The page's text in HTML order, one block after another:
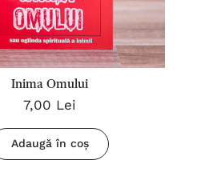
Inima Omului
7,00 Lei
Adaugă în coș